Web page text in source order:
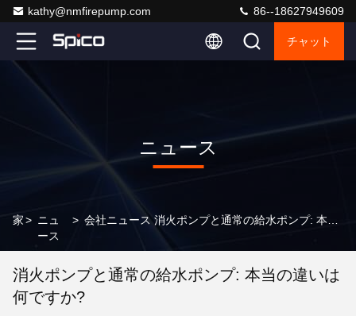
kathy@nmfirepump.com 86--18627949609
チャット
ニュース
家> ニュ
ース
>
消火ポンプと通常の給水ポンプ: 本当の違いは
何ですか?